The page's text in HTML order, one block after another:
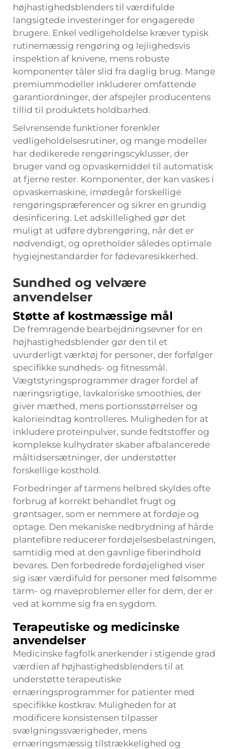
højhastighedsblenders til værdifulde
langsigtede investeringer for engagerede
brugere. Enkel vedligeholdelse kræver typisk
rutinemæssig rengøring og lejlighedsvis
inspektion af knivene, mens robuste
komponenter tåler slid fra daglig brug. Mange
premiummodeller inkluderer omfattende
garantiordninger, der afspejler producentens
tillid til produktets holdbarhed.
Selvrensende funktioner forenkler
vedligeholdelsesrutiner, og mange modeller
har dedikerede rengøringscyklusser, der
bruger vand og opvaskemiddel til automatisk
at fjerne rester. Komponenter, der kan vaskes i
opvaskemaskine, imødegår forskellige
rengøringspræferencer og sikrer en grundig
desinficering. Let adskillelighed gør det
muligt at udføre dybrengøring, når det er
nødvendigt, og opretholder således optimale
hygiejnestandarder for fødevaresikkerhed.
Sundhed og velvære
anvendelser
Støtte af kostmæssige mål
De fremragende bearbejdningsevner for en
højhastighedsblender gør den til et
uvurderligt værktøj for personer, der forfølger
specifikke sundheds- og fitnessmål.
Vægtstyringsprogrammer drager fordel af
næringsrigtige, lavkaloriske smoothies, der
giver mæthed, mens portionsstørrelser og
kalorieindtag kontrolleres. Muligheden for at
inkludere proteinpulver, sunde fedtstoffer og
komplekse kulhydrater skaber afbalancerede
måltidsersætninger, der understøtter
forskellige kosthold.
Forbedringer af tarmens helbred skyldes ofte
forbrug af korrekt behandlet frugt og
grøntsager, som er nemmere at fordøje og
optage. Den mekaniske nedbrydning af hårde
plantefibre reducerer fordøjelsesbelastningen,
samtidig med at den gavnlige fiberindhold
bevares. Den forbedrede fordøjelighed viser
sig især værdifuld for personer med følsomme
tarm- og maveproblemer eller for dem, der er
ved at komme sig fra en sygdom.
Terapeutiske og medicinske
anvendelser
Medicinske fagfolk anerkender i stigende grad
værdien af højhastighedsblenders til at
understøtte terapeutiske
ernæringsprogrammer for patienter med
specifikke kostkrav. Muligheden for at
modificere konsistensen tilpasser
svælgningssværigheder, mens
ernæringsmæssig tilstrækkelighed og